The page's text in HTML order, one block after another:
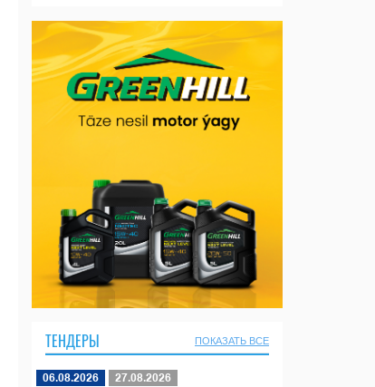
ТЕНДЕРЫ ПОКАЗАТЬ ВСЕ
06.08.2026 27.08.2026